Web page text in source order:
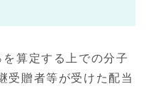
算定する上での分子
受贈者等が受けた配当